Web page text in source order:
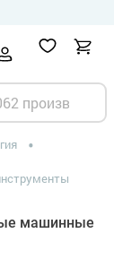
машинные